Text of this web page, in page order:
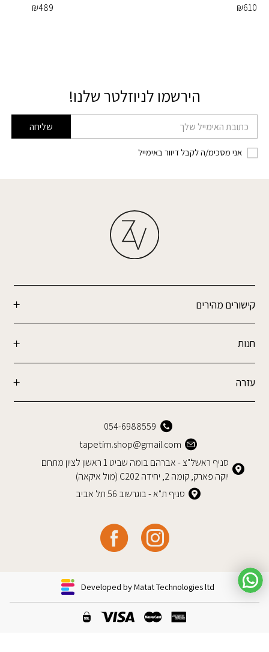
₪610
₪489
הירשמו לניוזלטר שלנו!
דוא׳׳ל שליחה
אני מסכימ/ה לקבל דיוור באימייל
קישורים מהירים
חנות
עזרה
054-6988559
tapetim.shop@gmail.com
סניף ראשל"צ - אברהם בומה שביט 1 ראשון לציון מתחם
יוקה פארק, קומה 2, יחידה C202 (מול איקאה)
סניף ת"א - בוגרשוב 56 תל אביב
Developed by Matat Technologies ltd